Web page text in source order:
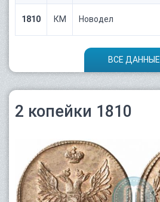
1810 КМ Новодел
ВСЕ ДАННЫЕ
2 копейки 1810